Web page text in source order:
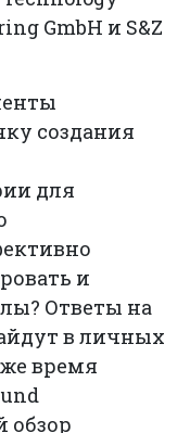
GmbH и S&Z
создания
для
и
Ответы на
в личных
же время
обзор